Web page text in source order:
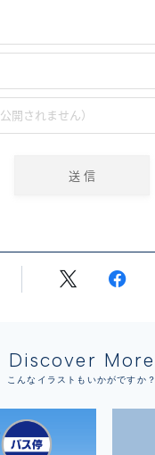
Discover More
こんなイラストもいかがですか？